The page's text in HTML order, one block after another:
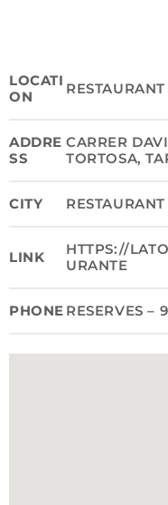
LOCATI
ON
ADDRE
SS
CARRER
TORTOSA,
CITY
LINK
HTTPS://
URANTE
PHONE RESERVES –